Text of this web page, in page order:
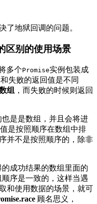
了地狱回调的问题。
区别的使用场景
多个Promise实例包装成
失败的返回值是不同
组 ，而失败的时候则返回
也是是数组，并且会将进
是按照顺序在数组中排
并不是按照顺序的，除非
的成功结果的数组里面的
顺序是一致的，这样当遇
和使用数据的场景，就可
顾名思义，